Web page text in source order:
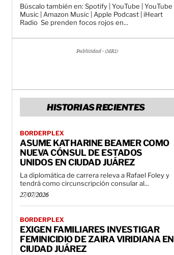
Búscalo también en: Spotify | YouTube | YouTube
Music | Amazon Music | Apple Podcast | iHeart
Radio Se prenden focos rojos en...
Publicidad - (MR1)
HISTORIAS RECIENTES
BORDERPLEX
ASUME KATHARINE BEAMER COMO
NUEVA CÓNSUL DE ESTADOS
UNIDOS EN CIUDAD JUÁREZ
La diplomática de carrera releva a Rafael Foley y
tendrá como circunscripción consular al...
27/07/2026
BORDERPLEX
EXIGEN FAMILIARES INVESTIGAR
FEMINICIDIO DE ZAIRA VIRIDIANA EN
CIUDAD JUÁREZ